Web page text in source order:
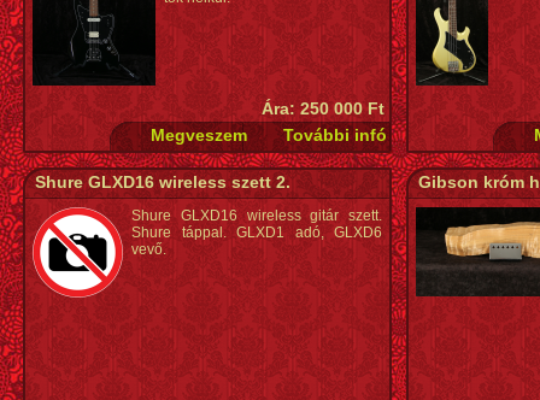
Ára: 250 000 Ft
Shure GLXD16 wireless szett 2.
Shure GLXD16 wireless gitár szett.
Shure táppal. GLXD1 adó, GLXD6
vevő.
Gibson króm